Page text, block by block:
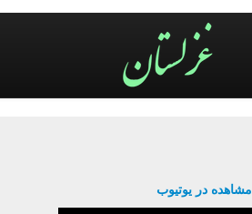
مشاهده در یوتیوب